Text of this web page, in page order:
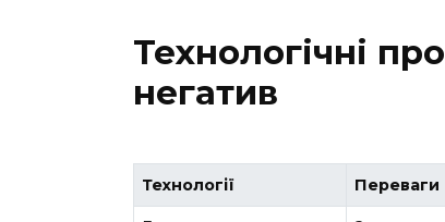
Технологічні
негатив
Технології Переваги